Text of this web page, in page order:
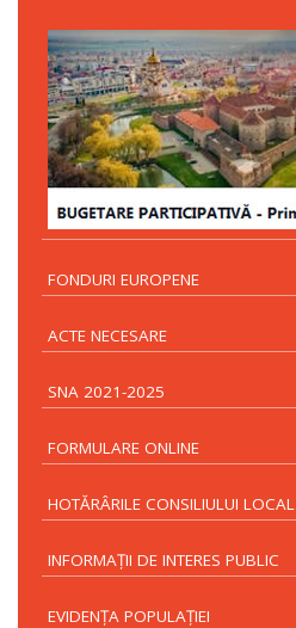
FONDURI EUROPENE
ACTE NECESARE
SNA 2021-2025
FORMULARE ONLINE
HOTĂRÂRILE CONSILIULUI LOCAL
INFORMAŢII DE INTERES PUBLIC
EVIDENŢA POPULAŢIEI